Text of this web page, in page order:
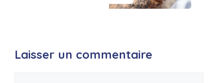
Laisser un commentaire